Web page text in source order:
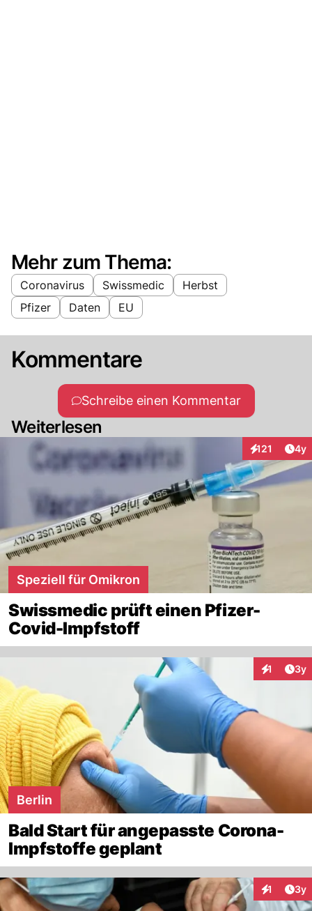
Mehr zum Thema:
Coronavirus Swissmedic
Herbst
Pfizer
Daten EU
Kommentare
Schreibe einen Kommentar
Weiterlesen
121
Interaktionen
4y
Speziell für Omikron
Swissmedic prüft einen Pfizer-
Covid-Impfstoff
1 3y
Berlin
Bald Start für angepasste Corona-
Impfstoffe geplant
1 3y